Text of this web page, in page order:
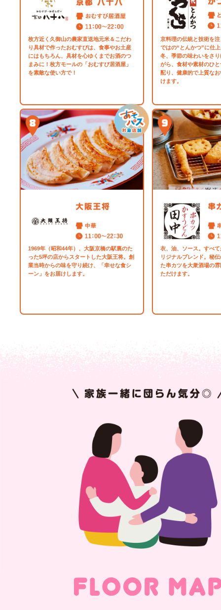
枚方近く久御山の農家直送地元米＆こだわ
り具材で作ったおむすびは、食事やお土産
にはもちろん、具材を心ゆくまでお酒のつ
まみに！枚方モールの「おむすび居酒屋」
を素敵な使い方で！
京料理の伝統と技術を
ではの“とんかつ”に仕
冬、季節の味わいをさ
がら、食材や素材のひ
配り、健康的で上質な
けます。
1969年（昭和44年）、大阪京橋の駅裏のた
った5坪の店からスタートした大阪王将。創
業当時からの味を守り続け、「幸せな食シ
ーン」をお届けします。
衣、油、ソース。すべ
リジナルブレンド。秘
た串カツを大衆酒場の
ただけます。